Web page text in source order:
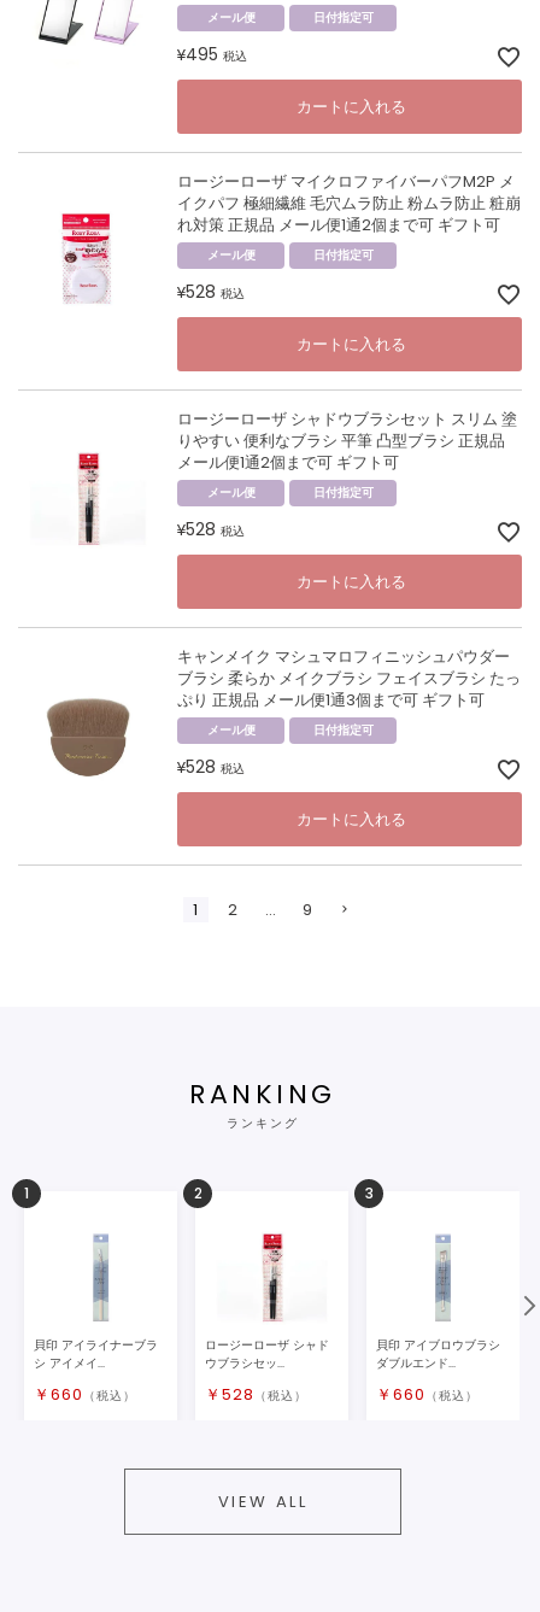
メール便 日付指定可
¥495 税込
カートに入れる
ロージーローザ マイクロファイバーパフM2P メ
イクパフ 極細繊維 毛穴ムラ防止 粉ムラ防止 粧崩
れ対策 正規品 メール便1通2個まで可 ギフト可
メール便 日付指定可
¥528 税込
カートに入れる
ロージーローザ シャドウブラシセット スリム 塗
りやすい 便利なブラシ 平筆 凸型ブラシ 正規品
メール便1通2個まで可 ギフト可
メール便 日付指定可
¥528 税込
カートに入れる
キャンメイク マシュマロフィニッシュパウダー
ブラシ 柔らか メイクブラシ フェイスブラシ たっ
ぷり 正規品 メール便1通3個まで可 ギフト可
メール便 日付指定可
¥528 税込
カートに入れる
1 2 … 9
RANKING
ランキング
1
貝印 アイライナーブラ
シ アイメイ...
￥ 660 （税込）
2
ロージーローザ シャド
ウブラシセッ...
￥ 528 （税込）
3
貝印 アイブロウブラシ
ダブルエンド...
￥ 660 （税込）
VIEW ALL